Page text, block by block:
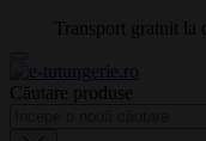
Transport gratuit la
Căutare produse